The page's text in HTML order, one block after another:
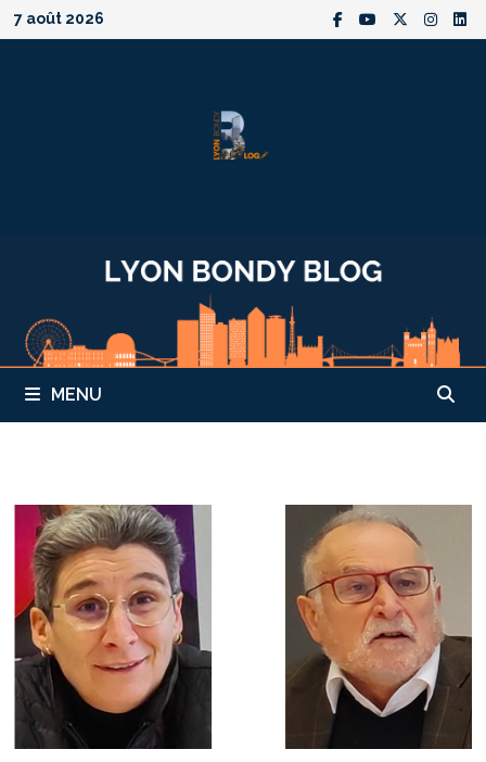
Passer
au
7 août 2026
MENU